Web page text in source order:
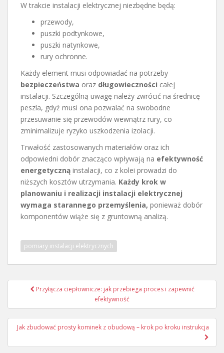
W trakcie instalacji elektrycznej niezbędne będą:
przewody,
puszki podtynkowe,
puszki natynkowe,
rury ochronne.
Każdy element musi odpowiadać na potrzeby
bezpieczeństwa oraz długowieczności całej
instalacji. Szczególną uwagę należy zwrócić na średnicę
peszla, gdyż musi ona pozwalać na swobodne
przesuwanie się przewodów wewnątrz rury, co
zminimalizuje ryzyko uszkodzenia izolacji.
Trwałość zastosowanych materiałów oraz ich
odpowiedni dobór znacząco wpływają na efektywność
energetyczną instalacji, co z kolei prowadzi do
niższych kosztów utrzymania. Każdy krok w
planowaniu i realizacji instalacji elektrycznej
wymaga starannego przemyślenia, ponieważ dobór
komponentów wiąże się z gruntowną analizą.
pomiary instalacji elektrycznych
Nawigacja
Przyłącza ciepłownicze: jak przebiega proces i zapewnić
efektywność
Jak zbudować prosty kominek z obudową – krok po kroku instrukcja